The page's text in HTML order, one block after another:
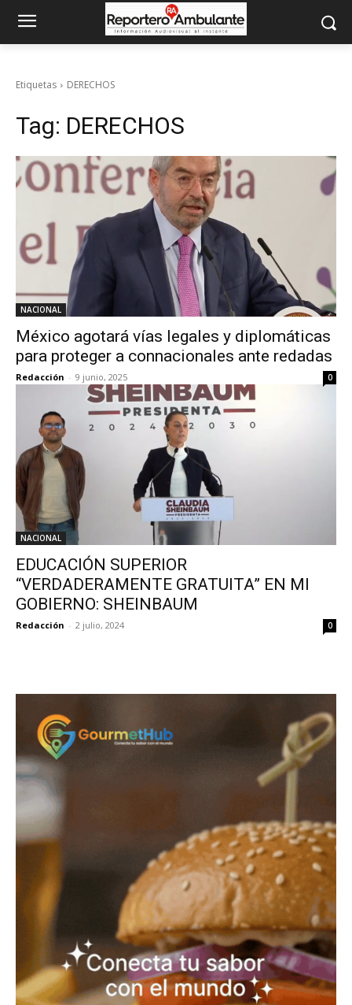
Etiquetas DERECHOS
Tag: DERECHOS
NACIONAL
México agotará vías legales y diplomáticas
para proteger a connacionales ante redadas
Redacción - 9 junio, 2025 0
NACIONAL
EDUCACIÓN SUPERIOR
“VERDADERAMENTE GRATUITA” EN MI
GOBIERNO: SHEINBAUM
Redacción - 2 julio, 2024 0